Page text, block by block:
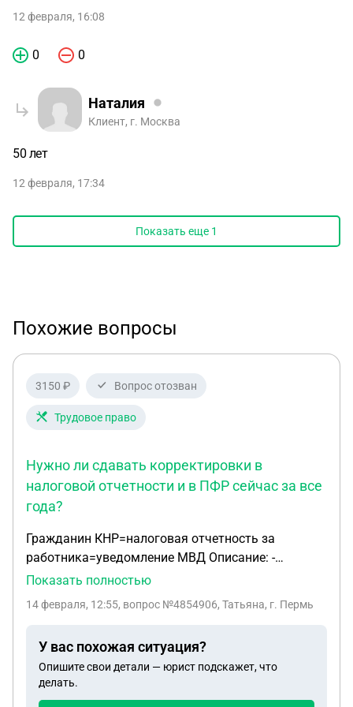
12 февраля, 16:08
0 0
Наталия
Клиент, г. Москва
50 лет
12 февраля, 17:34
Показать еще 1
Похожие вопросы
3150 ₽ Вопрос отозван
Трудовое право
Нужно ли сдавать корректировки в
налоговой отчетности и в ПФР сейчас за все
года?
Гражданин КНР=налоговая отчетность за
работника=уведомление МВД Описание: -
гражданин КНР, 1991 г.р. с октября 2018 г.
ЗП начисляется ежемесячно и выплачивается на
институте здесь в РФ и есть сейчас ВНЖ (с 2024 г.
выдали - бессрочно); - ежегодно сдавал справки 2-
НДФЛ в МВД (в миграционную службу) - в конце
Показать полностью
14 февраля, 12:55, вопрос №4854906, Татьяна, г. Пермь
У вас похожая ситуация?
Опишите свои детали — юрист подскажет, что
делать.